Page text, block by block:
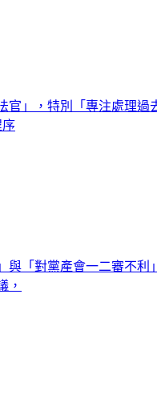
」，特別「專注處理
序
「對黨產會一二審不
，